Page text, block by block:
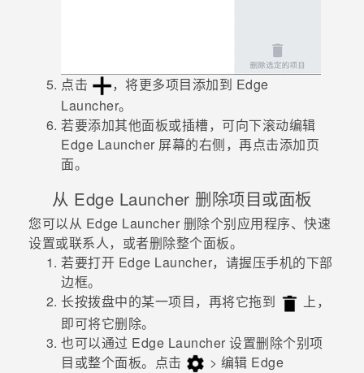
点击 ，将更多项目添加到 Edge
Launcher。
若要添加其他面板或插槽，可向下滚动编辑
Edge Launcher 屏幕的右侧，再点击添加页
面。
从 Edge Launcher 删除项目或面板
您可以从 Edge Launcher 删除个别应用程序、快速
设置或联系人，或者删除整个面板。
若要打开 Edge Launcher，请握压手机的下部
边框。
长按拨盘中的某一项目，再将它拖到
上，
即可将它删除。
也可以通过 Edge Launcher 设置删除个别项
目或整个面板。点击
> 编辑 Edge